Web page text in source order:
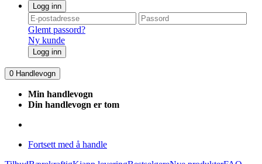
Logg inn
Glemt passord?
Ny kunde
Logg inn
0 Handlevogn
Min handlevogn
Din handlevogn er tom
Fortsett med å handle